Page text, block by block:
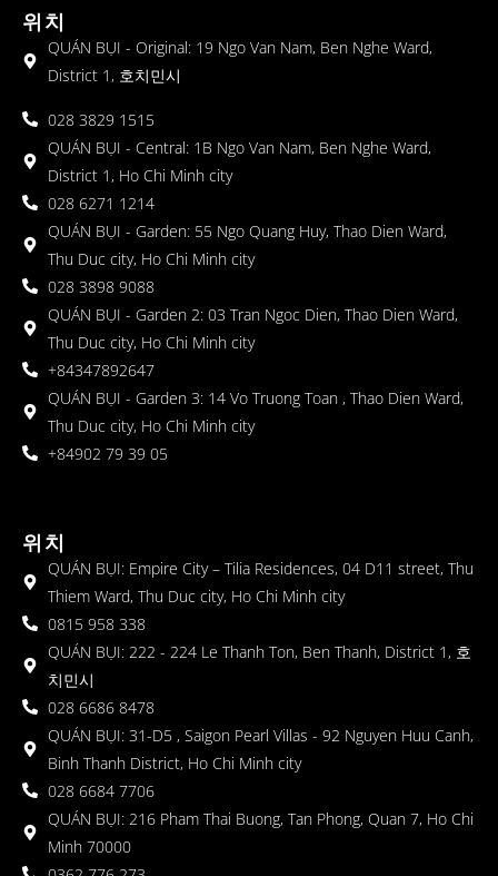
위치
QUÁN BỤI - Original: 19 Ngo Van Nam, Ben Nghe Ward,
District 1, 호치민시
028 3829 1515
QUÁN BỤI - Central: 1B Ngo Van Nam, Ben Nghe Ward,
District 1, Ho Chi Minh city
028 6271 1214
QUÁN BỤI - Garden: 55 Ngo Quang Huy, Thao Dien Ward,
Thu Duc city, Ho Chi Minh city
028 3898 9088
QUÁN BỤI - Garden 2: 03 Tran Ngoc Dien, Thao Dien Ward,
Thu Duc city, Ho Chi Minh city
+84347892647
QUÁN BỤI - Garden 3: 14 Vo Truong Toan , Thao Dien Ward,
Thu Duc city, Ho Chi Minh city
+84902 79 39 05
위치
QUÁN BỤI: Empire City – Tilia Residences, 04 D11 street, Thu
Thiem Ward, Thu Duc city, Ho Chi Minh city
0815 958 338
QUÁN BỤI: 222 - 224 Le Thanh Ton, Ben Thanh, District 1, 호
치민시
028 6686 8478
QUÁN BỤI: 31-D5 , Saigon Pearl Villas - 92 Nguyen Huu Canh,
Binh Thanh District, Ho Chi Minh city
028 6684 7706
QUÁN BỤI: 216 Pham Thai Buong, Tan Phong, Quan 7, Ho Chi
Minh 70000